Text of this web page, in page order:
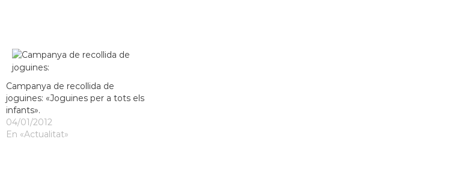
Campanya de recollida de
joguines: «Joguines per a tots els
infants».
04/01/2012
En «Actualitat»